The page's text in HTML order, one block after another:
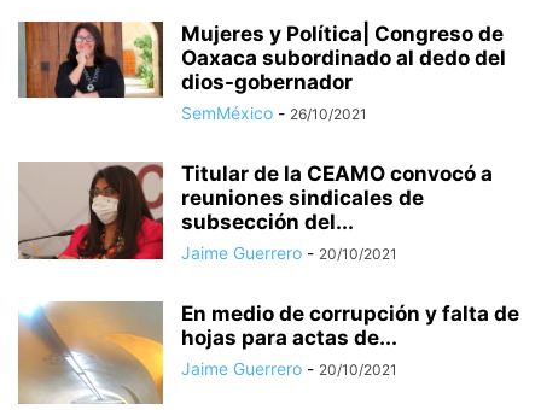
Mujeres y Política| Congreso de
Oaxaca subordinado al dedo del
dios-gobernador
SemMéxico - 26/10/2021
Titular de la CEAMO convocó a
reuniones sindicales de
subsección del...
Jaime Guerrero - 20/10/2021
En medio de corrupción y falta de
hojas para actas de...
Jaime Guerrero - 20/10/2021